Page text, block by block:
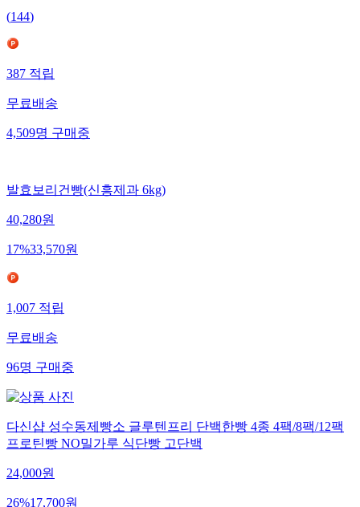
(144)
387적립
무료배송
4,509명구매중
발효보리건빵(신흥제과 6kg)
40,280원
17%33,570원
1,007적립
무료배송
96명구매중
다신샵 성수동제빵소 글루텐프리 단백한빵 4종 4팩/8팩/12팩
프로틴빵 NO밀가루 식단빵 고단백
24,000원